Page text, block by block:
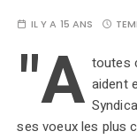
IL Y A 15 ANS
"A toutes
aident
ses voeux les plus